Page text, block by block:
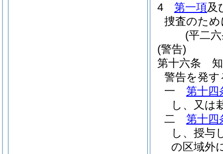
4
第一項及
捜査のた
(平二
(警告)
第十六条
警告を発
一
第十四
し、又は
二
第十四
し、授与
の区域外